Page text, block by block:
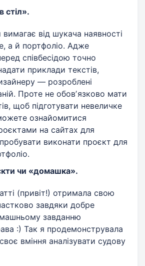
стіл».
від шукача наявності
а й портфоліо. Адже
співбесідою точно
приклади текстів,
— розроблені
Проте не обовʼязково мати
щоб підготувати невеличке
ознайомитися
на сайтах для
виконати проєкт для
чи «домашка».
(привіт!) отримала свою
завдяки добре
завданню
:) Так я продемонструвала
вміння аналізувати судову